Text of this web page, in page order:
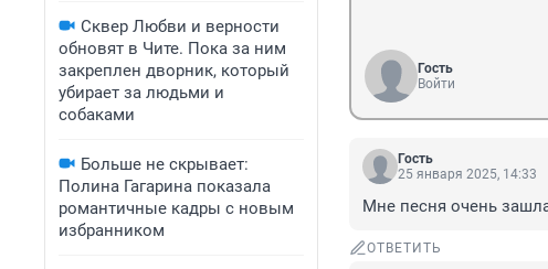
Сквер Любви и верности
обновят в Чите. Пока за ним
закреплен дворник, который
убирает за людьми и
собаками
Больше не скрывает:
Полина Гагарина показала
романтичные кадры с новым
избранником
Гость
Войти
Гость
25 января 2025, 14:33
Мне песня очень
ОТВЕТИТЬ